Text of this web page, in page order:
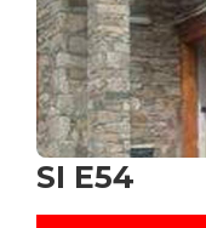
SI E54